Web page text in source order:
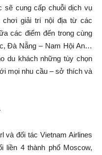
sẽ cung cấp chuỗi dịch vụ
chơi giải trí nội địa từ các
các điểm đến trong cùng
Đà Nẵng – Nam Hội An…
du khách những tùy chọn
mọi nhu cầu – sở thích và
và đối tác Vietnam Airlines
4 thành phố Moscow,